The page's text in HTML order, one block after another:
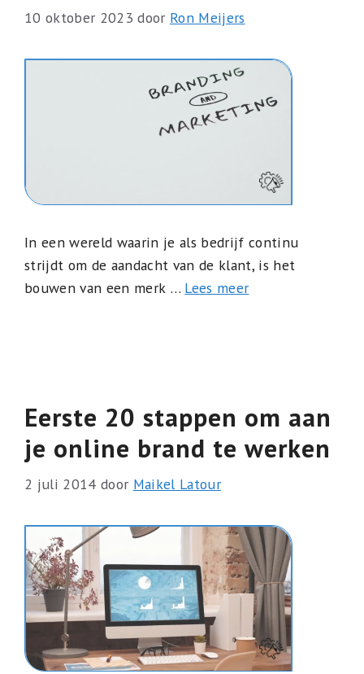
10 oktober 2023 door Ron Meijers
In een wereld waarin je als bedrijf continu
strijdt om de aandacht van de klant, is het
bouwen van een merk … Lees meer
Eerste 20 stappen om aan
je online brand te werken
2 juli 2014 door Maikel Latour